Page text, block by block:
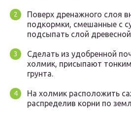
Поверх дренажного слоя
подкормки, смешанные с
подсыпать слой
Сделать из удобренной
холмик, присыпают
грунта.
На холмик расположить
распределив корни по